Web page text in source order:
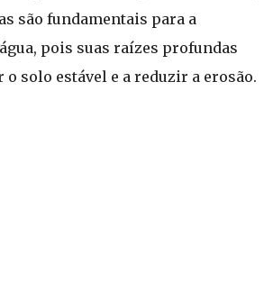
são fundamentais para a
pois suas raízes profundas
o solo estável e a reduzir a erosão.